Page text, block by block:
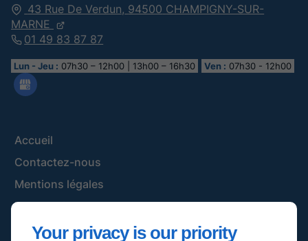
Your privacy is our priority
43 Rue De Verdun, 94500 CHAMPIGNY-SUR-
MARNE
01 49 83 87 87
Lun - Jeu : 07h30 – 12h00 | 13h00 – 16h30 Ven : 07h30 - 12h00
Accueil
Contactez-nous
Mentions légales
Plan du site